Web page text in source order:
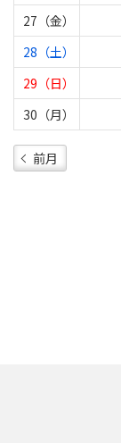
27（金）
28（土）
29（日）
30（月）
前月